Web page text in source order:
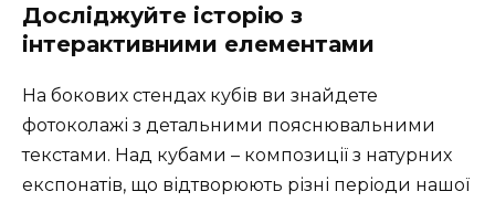
Досліджуйте історію з
інтерактивними елементами
На бокових стендах кубів ви знайдете
фотоколажі з детальними пояснювальними
текстами. Над кубами – композиції з натурних
експонатів, що відтворюють різні періоди нашої